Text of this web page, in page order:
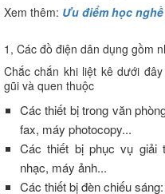
Xem thêm: Ưu điểm học
1, Các đồ điện dân dụng gồm
Chắc chắn khi liệt kê dưới
gũi và quen thuộc
Các thiết bị trong văn
fax, máy photocopy...
Các thiết bị phục vụ giải
nhạc, máy ảnh...
Các thiết bị đèn chiếu